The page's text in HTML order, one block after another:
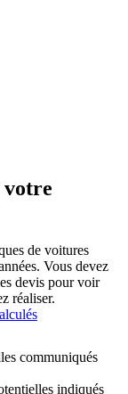
de voitures
Vous devez
devis pour voir
réaliser.
communiqués
indiqués